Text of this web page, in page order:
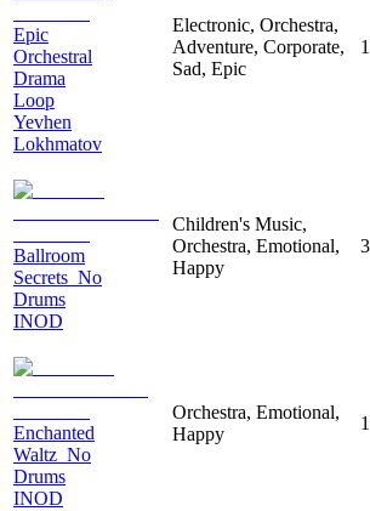
Epic
Orchestral
Drama
Loop
Yevhen
Lokhmatov
Electronic, Orchestra,
Adventure, Corporate,
Sad, Epic
Ballroom
Secrets_No
Drums
INOD
Children's Music,
Orchestra, Emotional,
Happy
Enchanted
Waltz_No
Drums
INOD
Orchestra, Emotional,
Happy